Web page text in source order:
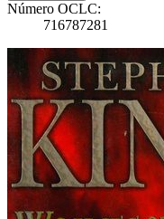
Número OCLC:
716787281